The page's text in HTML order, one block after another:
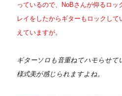
っているので、NoBさんが仰るロ
レイをしたからギターもロックし
えていますが。
ギターソロも音重ねてハモらせ
様式美が感じられますよね。